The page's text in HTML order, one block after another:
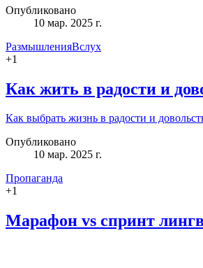
Опубликовано
10 мар. 2025 г.
РазмышленияВслух
+1
Как жить в радости и
Как выбрать жизнь в радости и
Опубликовано
10 мар. 2025 г.
Пропаганда
+1
Марафон vs спринт